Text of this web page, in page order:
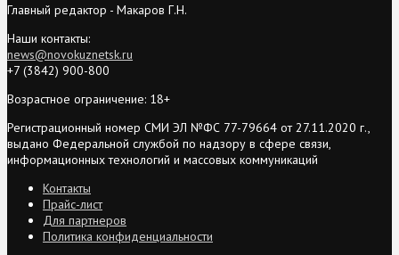
Главный редактор - Макаров Г.Н.
Наши контакты:
news@novokuznetsk.ru
+7 (3842) 900-800
Возрастное ограничение: 18+
Регистрационный номер СМИ ЭЛ №ФС 77-79664 от 27.11.2020 г.,
выдано Федеральной службой по надзору в сфере связи,
информационных технологий и массовых коммуникаций
Контакты
Прайс-лист
Для партнеров
Политика конфиденциальности